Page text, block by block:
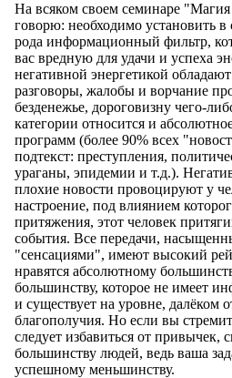
На всяком своем семинаре "Магия
говорю: необходимо установить в
рода информационный фильтр,
вас вредную для удачи и успеха
негативной энергетикой
разговоры, жалобы и ворчание
безденежье, дороговизну чего-
категории относится и
программ (более 90% всех
подтекст: преступления,
ураганы, эпидемии и т.д.).
плохие новости провоцируют у
настроение, под влиянием
притяжения, этот человек
события. Все передачи,
"сенсациями", имеют высокий
нравятся абсолютному
большинству, которое не имеет
и существует на уровне, далёком
благополучия. Но если вы
следует избавиться от привычек,
большинству людей, ведь ваша
успешному меньшинству.